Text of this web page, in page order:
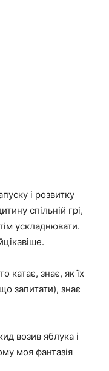
і розвитку
спільній грі,
ускладнювати.
катає, знає, як їх
запитати), знає
возив яблука і
моя фантазія